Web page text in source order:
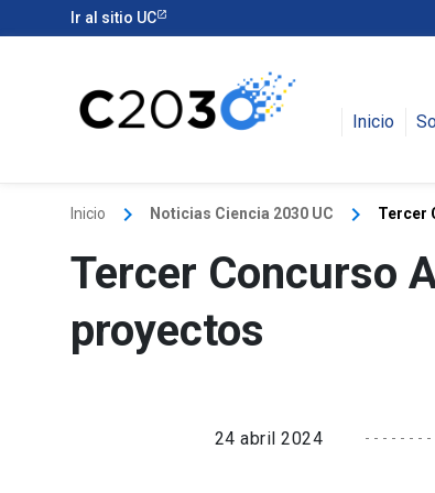
Ir al sitio UC
Inicio
Inicio keyboard_arrow_right Noticias Ciencia 2030 UC keyboard_arrow_right Tercer
Tercer Concurso
proyectos
24 abril 2024